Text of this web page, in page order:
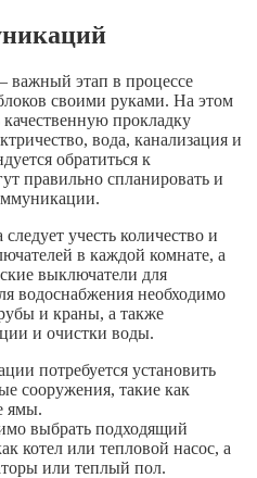
этап в процессе
своими руками. На этом
прокладку
вода, канализация и
обратиться к
правильно спланировать и
учесть количество и
в каждой комнате, а
выключатели для
водоснабжения необходимо
и краны, а также
и очистки воды.
потребуется установить
сооружения, такие как
ямы.
выбрать подходящий
котел или тепловой насос, а
или теплый пол.